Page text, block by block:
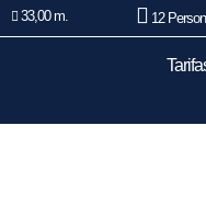
33,00 m. 12